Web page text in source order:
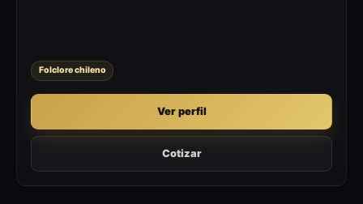
Folclore chileno
Ver perfil
Cotizar